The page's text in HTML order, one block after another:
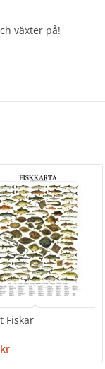
växter på!
Fiskar